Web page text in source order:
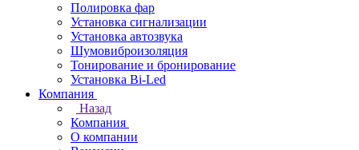
Полировка фар
Установка сигнализации
Установка автозвука
Шумовиброизоляция
Тонирование и бронирование
Установка Bi-Led
Компания
Назад
Компания
О компании